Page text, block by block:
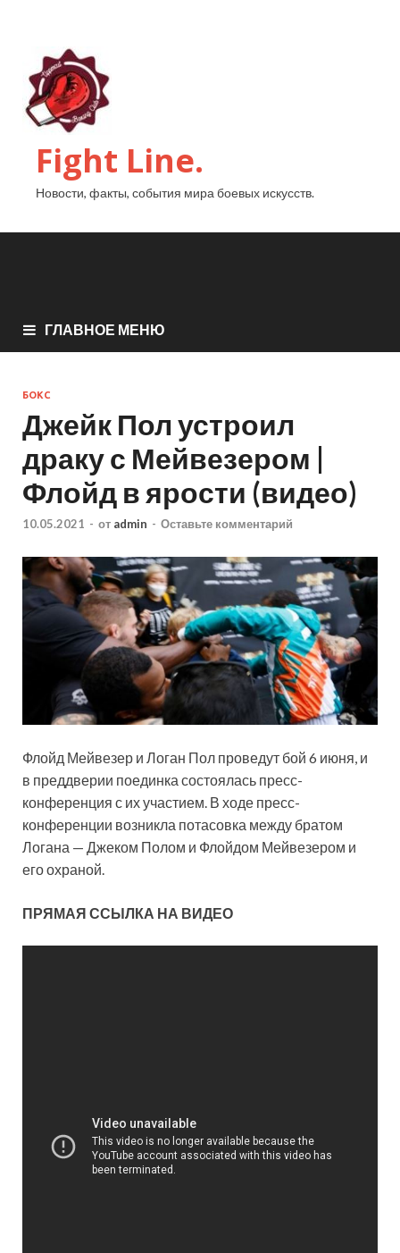
Fight Line.
Новости, факты, события мира боевых искусств.
ГЛАВНОЕ МЕНЮ
БОКС
Джейк Пол устроил
драку с Мейвезером |
Флойд в ярости (видео)
10.05.2021 - от admin - Оставьте комментарий
Флойд Мейвезер и Логан Пол проведут бой 6 июня, и
в преддверии поединка состоялась пресс-
конференция с их участием. В ходе пресс-
конференции возникла потасовка между братом
Логана — Джеком Полом и Флойдом Мейвезером и
его охраной.
ПРЯМАЯ ССЫЛКА НА ВИДЕО